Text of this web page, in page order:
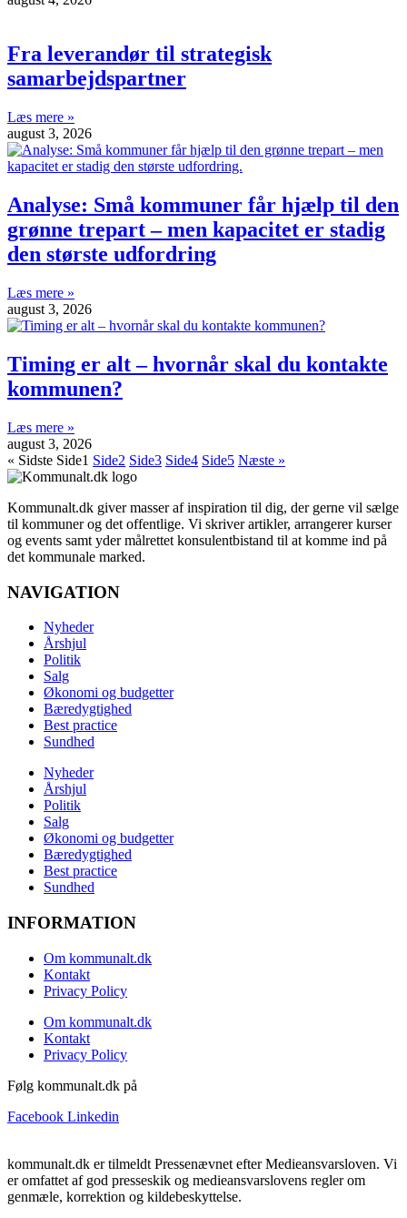
Fra leverandør til strategisk
samarbejdspartner
Læs mere »
august 3, 2026
Analyse: Små kommuner får hjælp til den
grønne trepart – men kapacitet er stadig
den største udfordring
Læs mere »
august 3, 2026
Timing er alt – hvornår skal du kontakte
kommunen?
Læs mere »
august 3, 2026
« Sidste Side1 Side2 Side3 Side4 Side5 Næste »
Kommunalt.dk giver masser af inspiration til dig, der gerne vil sælge
til kommuner og det offentlige. Vi skriver artikler, arrangerer kurser
og events samt yder målrettet konsulentbistand til at komme ind på
det kommunale marked.
NAVIGATION
Nyheder
Årshjul
Politik
Salg
Økonomi og budgetter
Bæredygtighed
Best practice
Sundhed
Nyheder
Årshjul
Politik
Salg
Økonomi og budgetter
Bæredygtighed
Best practice
Sundhed
INFORMATION
Om kommunalt.dk
Kontakt
Privacy Policy
Om kommunalt.dk
Kontakt
Privacy Policy
Følg kommunalt.dk på
Facebook Linkedin
kommunalt.dk er tilmeldt Pressenævnet efter Medieansvarsloven. Vi
er omfattet af god presseskik og medieansvarslovens regler om
genmæle, korrektion og kildebeskyttelse.